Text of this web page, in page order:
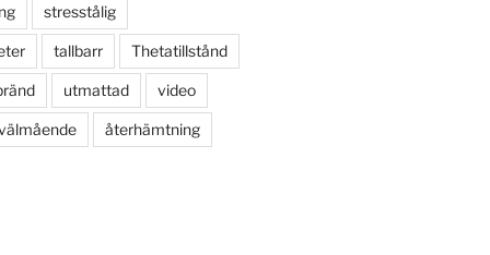
stresstålig
tallbarr Thetatillstånd
utmattad video
återhämtning